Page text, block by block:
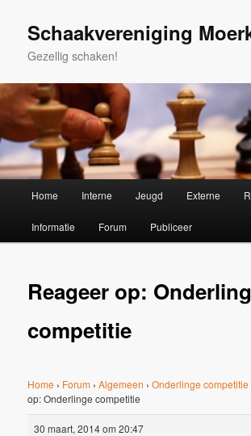
primaire
Schaakvereniging
Gezellig schaken!
Home Interne Jeugd Externe
Informatie Forum Publiceer
Reageer op:
competitie
Home › Forum › Algemeen › Onderlinge competitie
op: Onderlinge competitie
30 maart, 2014 om 20:47